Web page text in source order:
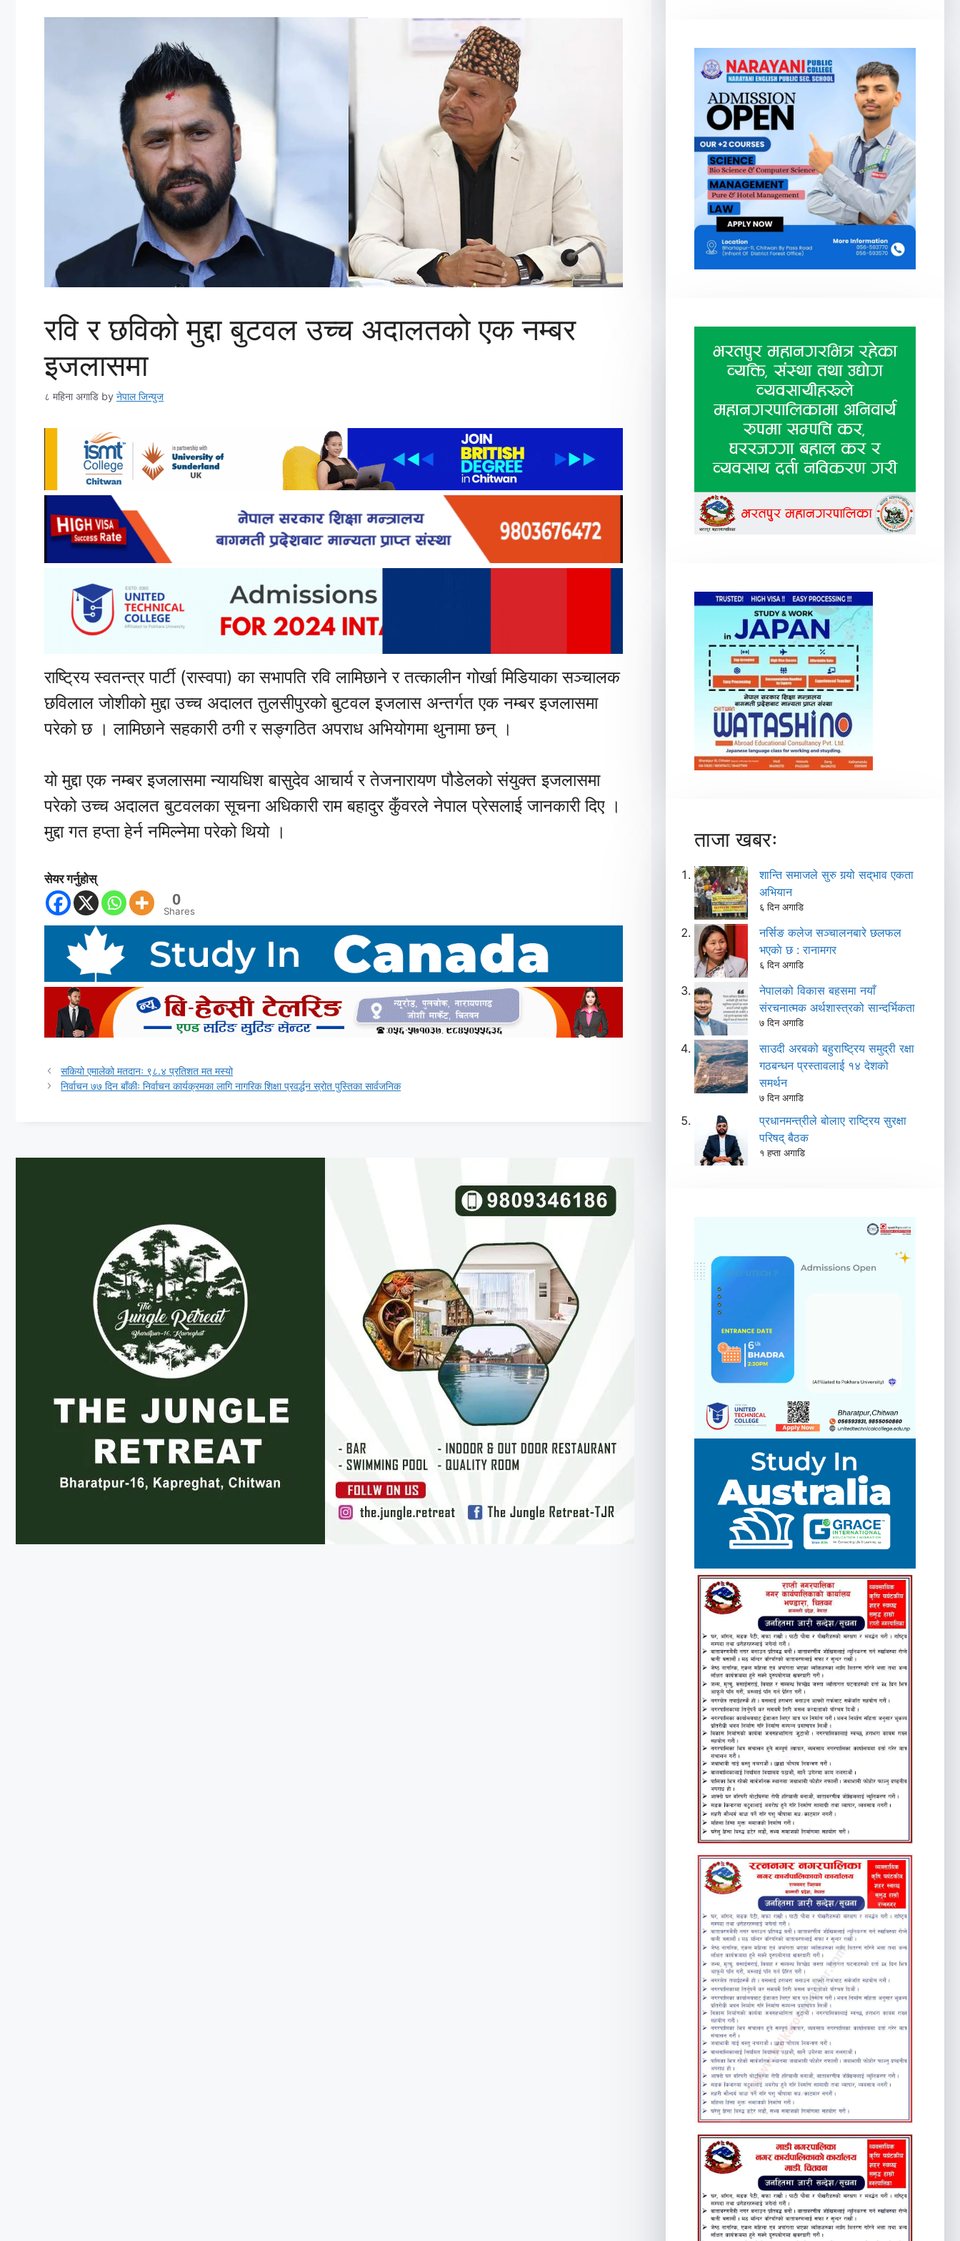
रवि र छविको मुद्दा बुटवल उच्च अदालतको एक नम्बर
इजलासमा
८ महिना अगाडि by नेपाल जिन्युज
राष्ट्रिय स्वतन्त्र पार्टी (रास्वपा) का सभापति रवि लामिछाने र तत्कालीन गोर्खा मिडियाका सञ्चालक
छविलाल जोशीको मुद्दा उच्च अदालत तुलसीपुरको बुटवल इजलास अन्तर्गत एक नम्बर इजलासमा
परेको छ । लामिछाने सहकारी ठगी र सङ्गठित अपराध अभियोगमा थुनामा छन् ।
यो मुद्दा एक नम्बर इजलासमा न्यायधिश बासुदेव आचार्य र तेजनारायण पौडेलको संयुक्त इजलासमा
परेको उच्च अदालत बुटवलका सूचना अधिकारी राम बहादुर कुँवरले नेपाल प्रेसलाई जानकारी दिए ।
मुद्दा गत हप्ता हेर्न नमिल्नेमा परेको थियो ।
सेयर गर्नुहोस्
0
Shares
सकियो एमालेको मतदानः ९८.४ प्रतिशत मत मस्यो
निर्वाचन ७७ दिन बाँकीः निर्वाचन कार्यक्रमका लागि नागरिक शिक्षा प्रवर्द्धन स्रोत पुस्तिका सार्वजनिक
ताजा खबरः
शान्ति समाजले सुरु गर्‍यो सद्‌भाव एकता
अभियान
६ दिन अगाडि
नर्सिङ कलेज सञ्चालनबारे छलफल
भएकाे छ : रानामगर
६ दिन अगाडि
नेपालको विकास बहसमा नयाँ
संरचनात्मक अर्थशास्त्रको सान्दर्भिकता
७ दिन अगाडि
साउदी अरबको बहुराष्ट्रिय समुद्री रक्षा
गठबन्धन प्रस्तावलाई १४ देशको
समर्थन
७ दिन अगाडि
प्रधानमन्त्रीले बोलाए राष्ट्रिय सुरक्षा
परिषद् बैठक
१ हप्ता अगाडि